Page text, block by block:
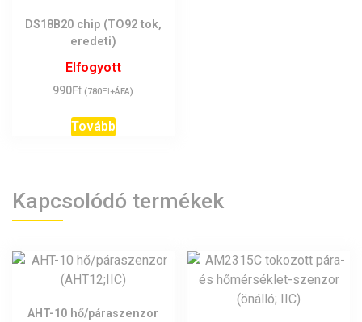
DS18B20 chip (TO92 tok,
eredeti)
Elfogyott
990Ft (780Ft+ÁFA)
Tovább
Kapcsolódó termékek
AHT-10 hő/páraszenzor